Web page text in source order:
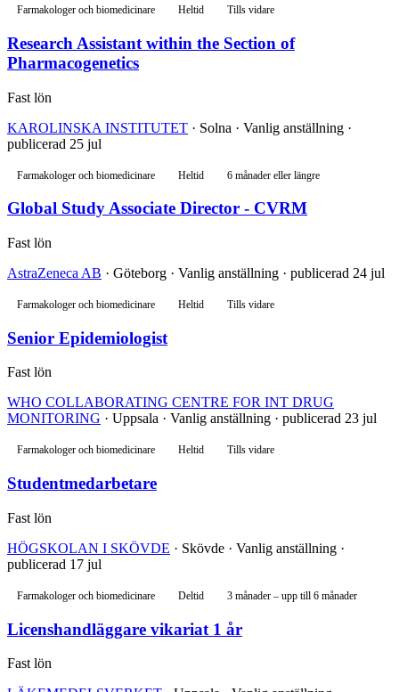
Farmakologer och biomedicinare Heltid Tills vidare
Research Assistant within the Section of
Pharmacogenetics
Fast lön
KAROLINSKA INSTITUTET · Solna · Vanlig anställning ·
publicerad 25 jul
Farmakologer och biomedicinare Heltid 6 månader eller längre
Global Study Associate Director - CVRM
Fast lön
AstraZeneca AB · Göteborg · Vanlig anställning · publicerad 24 jul
Farmakologer och biomedicinare Heltid Tills vidare
Senior Epidemiologist
Fast lön
WHO COLLABORATING CENTRE FOR INT DRUG
MONITORING · Uppsala · Vanlig anställning · publicerad 23 jul
Farmakologer och biomedicinare Heltid Tills vidare
Studentmedarbetare
Fast lön
HÖGSKOLAN I SKÖVDE · Skövde · Vanlig anställning ·
publicerad 17 jul
Farmakologer och biomedicinare Deltid 3 månader – upp till 6 månader
Licenshandläggare vikariat 1 år
Fast lön